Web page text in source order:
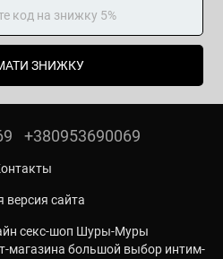
ЗНИЖКУ
+380953690069
версия сайта
секс-шоп Шуры-Муры
магазина большой выбор интим-